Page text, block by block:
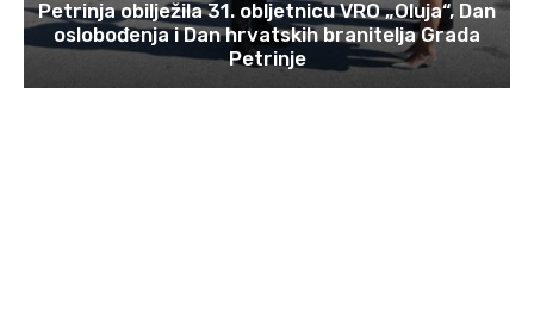
Petrinja obilježila 31. obljetnicu VRO „Oluja“, Dan
oslobođenja i Dan hrvatskih branitelja Grada
Petrinje